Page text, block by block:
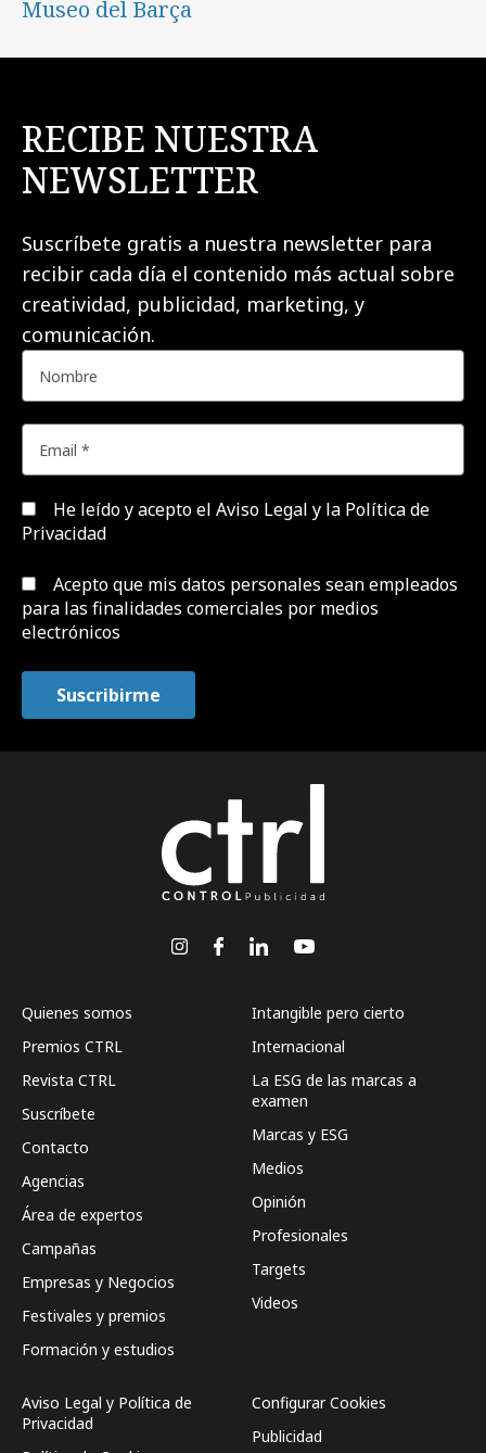
Museo del Barça
RECIBE NUESTRA
NEWSLETTER
Suscríbete gratis a nuestra newsletter para
recibir cada día el contenido más actual sobre
creatividad, publicidad, marketing, y
comunicación.
He leído y acepto el Aviso Legal y la Política de
Privacidad
Acepto que mis datos personales sean empleados
para las finalidades comerciales por medios
electrónicos
Quienes somos
Premios CTRL
Revista CTRL
Suscríbete
Contacto
Agencias
Área de expertos
Campañas
Empresas y Negocios
Festivales y premios
Formación y estudios
Intangible pero cierto
Internacional
La ESG de las marcas a
examen
Marcas y ESG
Medios
Opinión
Profesionales
Targets
Videos
Aviso Legal y Política de
Privacidad
Configurar Cookies
Publicidad